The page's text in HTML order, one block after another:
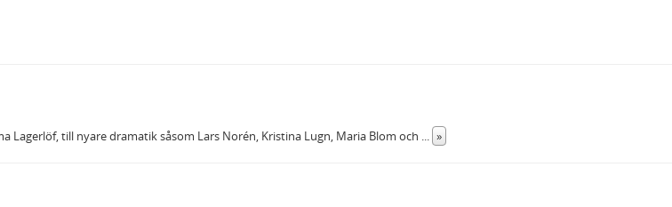
Lagerlöf, till nyare dramatik såsom Lars Norén, Kristina Lugn, Maria Blom och ... »